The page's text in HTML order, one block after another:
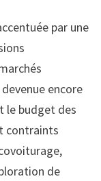
par une
encore
le budget des
contraints
de